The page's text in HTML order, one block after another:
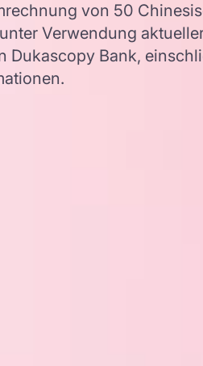
von 50
Verwendung
Dukascopy Bank,